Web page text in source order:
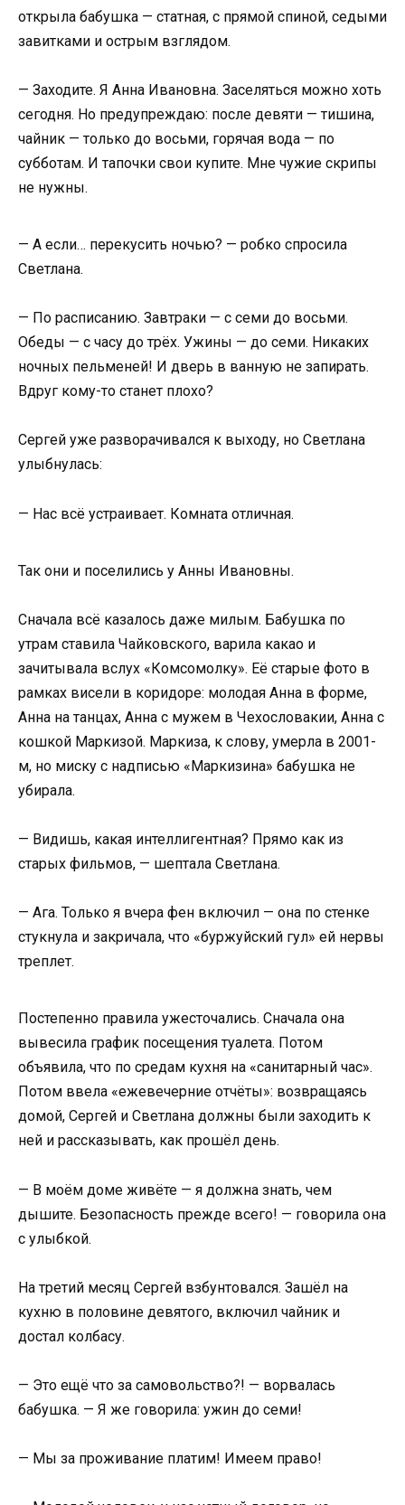
открыла бабушка — статная, с прямой спиной, седыми
завитками и острым взглядом.
— Заходите. Я Анна Ивановна. Заселяться можно хоть
сегодня. Но предупреждаю: после девяти — тишина,
чайник — только до восьми, горячая вода — по
субботам. И тапочки свои купите. Мне чужие скрипы
не нужны.
— А если… перекусить ночью? — робко спросила
Светлана.
— По расписанию. Завтраки — с семи до восьми.
Обеды — с часу до трёх. Ужины — до семи. Никаких
ночных пельменей! И дверь в ванную не запирать.
Вдруг кому-то станет плохо?
Сергей уже разворачивался к выходу, но Светлана
улыбнулась:
— Нас всё устраивает. Комната отличная.
Так они и поселились у Анны Ивановны.
Сначала всё казалось даже милым. Бабушка по
утрам ставила Чайковского, варила какао и
зачитывала вслух «Комсомолку». Её старые фото в
рамках висели в коридоре: молодая Анна в форме,
Анна на танцах, Анна с мужем в Чехословакии, Анна с
кошкой Маркизой. Маркиза, к слову, умерла в 2001-
м, но миску с надписью «Маркизина» бабушка не
убирала.
— Видишь, какая интеллигентная? Прямо как из
старых фильмов, — шептала Светлана.
— Ага. Только я вчера фен включил — она по стенке
стукнула и закричала, что «буржуйский гул» ей нервы
треплет.
Постепенно правила ужесточались. Сначала она
вывесила график посещения туалета. Потом
объявила, что по средам кухня на «санитарный час».
Потом ввела «ежевечерние отчёты»: возвращаясь
домой, Сергей и Светлана должны были заходить к
ней и рассказывать, как прошёл день.
— В моём доме живёте — я должна знать, чем
дышите. Безопасность прежде всего! — говорила она
с улыбкой.
На третий месяц Сергей взбунтовался. Зашёл на
кухню в половине девятого, включил чайник и
достал колбасу.
— Это ещё что за самовольство?! — ворвалась
бабушка. — Я же говорила: ужин до семи!
— Мы за проживание платим! Имеем право!